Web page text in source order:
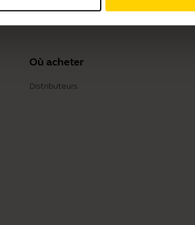
Où acheter
Distributeurs